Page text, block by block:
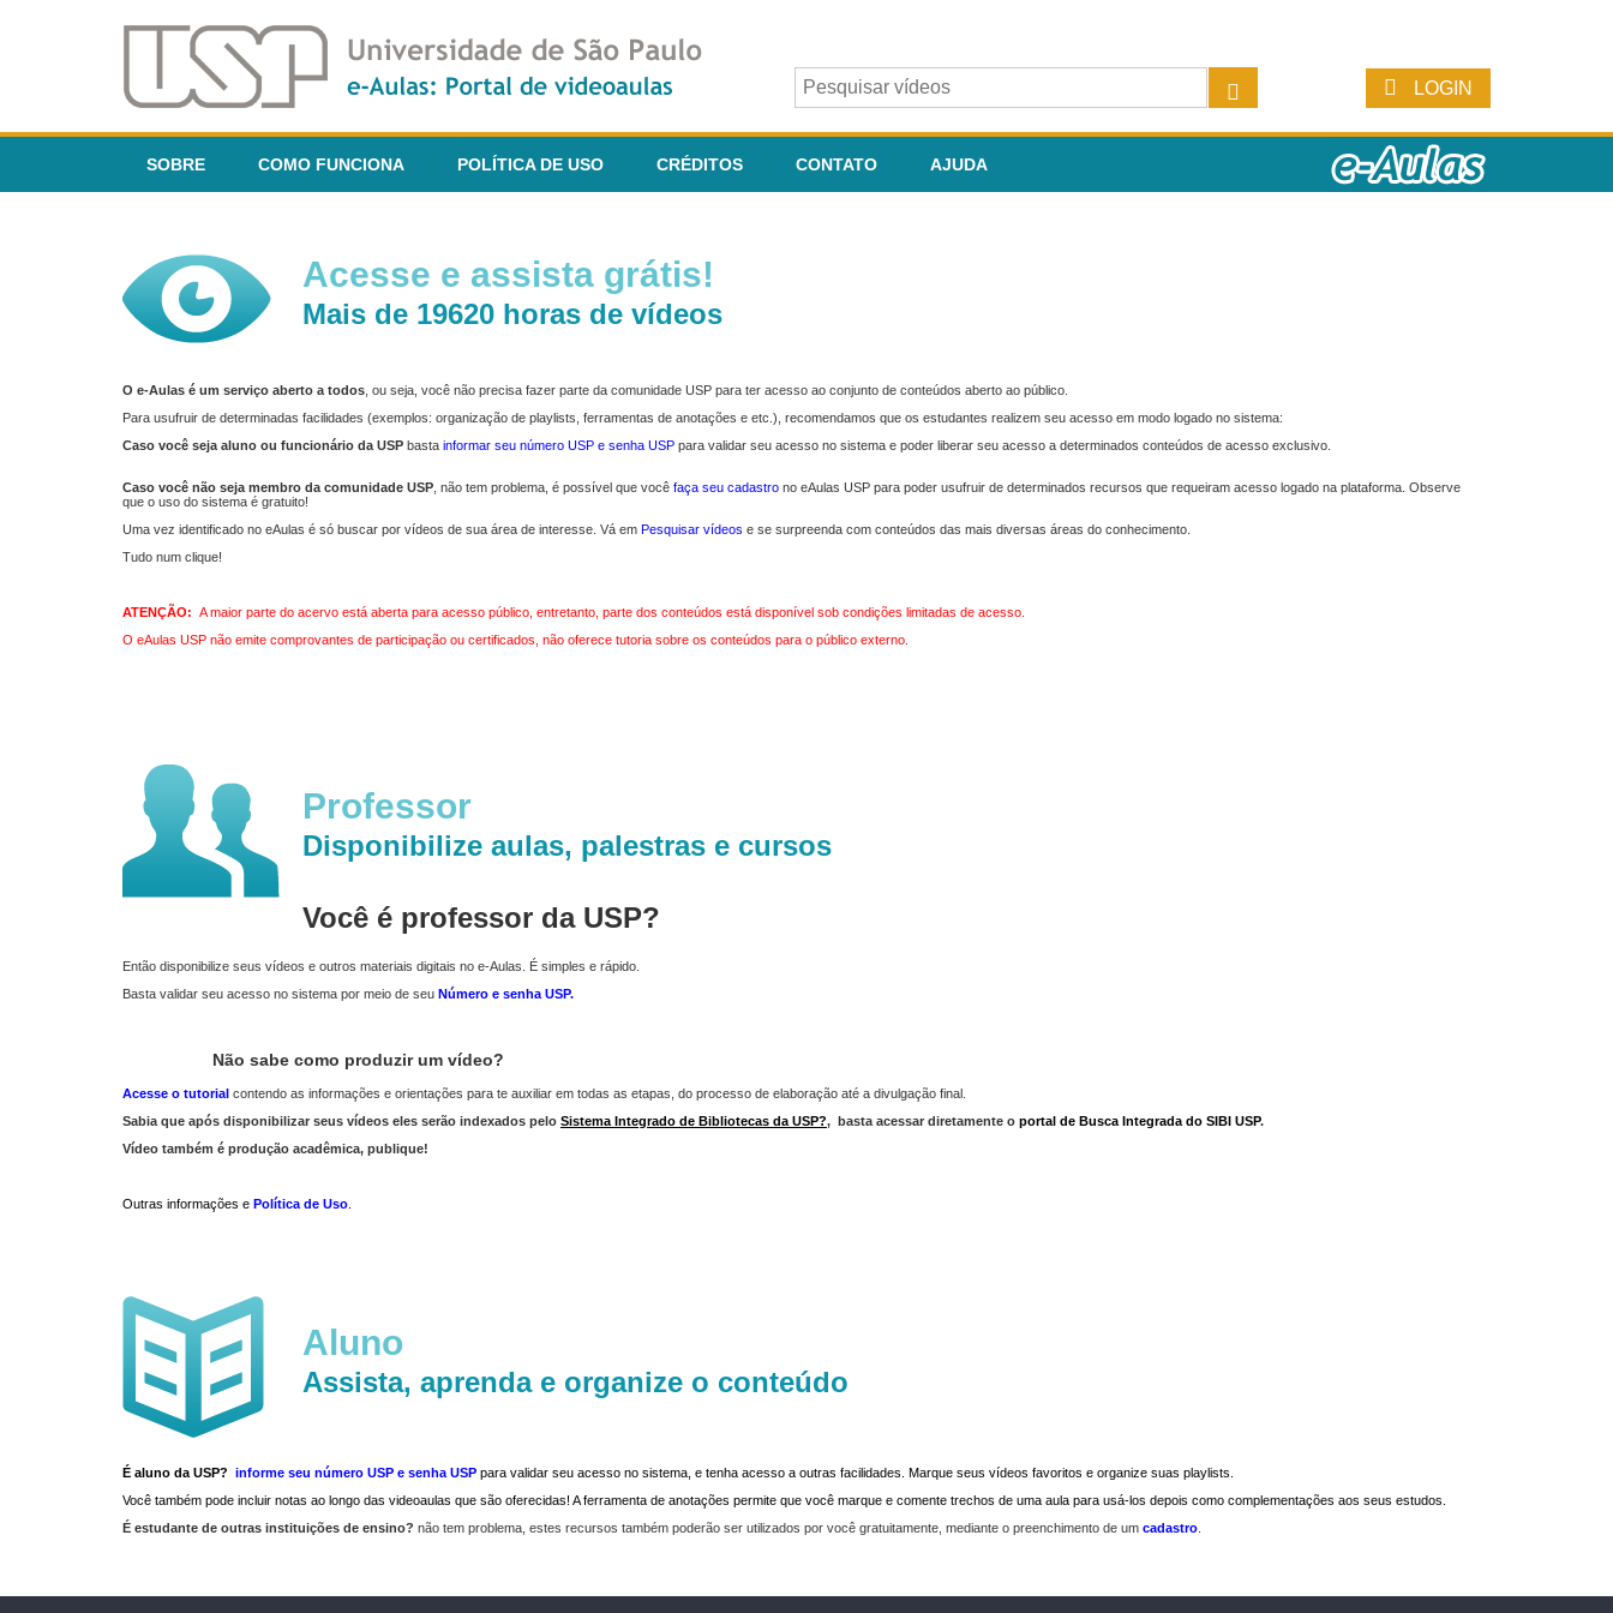
LOGIN
SOBRE COMO FUNCIONA POLÍTICA DE USO CRÉDITOS CONTATO AJUDA
Acesse e assista grátis!
Mais de 19620 horas de vídeos
O e-Aulas é um serviço aberto a todos , ou seja, você não precisa fazer parte da comunidade USP para ter acesso ao conjunto de conteúdos aberto ao público.
Para usufruir de determinadas facilidades (exemplos: organização de playlists, ferramentas de anotações e etc.), recomendamos que os estudantes realizem seu acesso em modo logado no sistema:
Caso você seja aluno ou funcionário da USP basta informar seu número USP e senha USP para validar seu acesso no sistema e poder liberar seu acesso a determinados conteúdos de acesso exclusivo.
Caso você não seja membro da comunidade USP , não tem problema, é possível que você faça seu cadastro no eAulas USP para poder usufruir de determinados recursos que requeiram acesso logado na plataforma. Observe
que o uso do sistema é gratuito!
Uma vez identificado no eAulas é só buscar por vídeos de sua área de interesse. Vá em Pesquisar vídeos e se surpreenda com conteúdos das mais diversas áreas do conhecimento.
Tudo num clique!
ATENÇÃO: A maior parte do acervo está aberta para acesso público, entretanto, parte dos conteúdos está disponível sob condições limitadas de acesso.
O eAulas USP não emite comprovantes de participação ou certificados, não oferece tutoria sobre os conteúdos para o público externo.
Professor
Disponibilize aulas, palestras e cursos
Você é professor da USP?
Então disponibilize seus vídeos e outros materiais digitais no e-Aulas. É simples e rápido.
Basta validar seu acesso no sistema por meio de seu Número e senha USP.
Não sabe como produzir um vídeo?
Acesse o tutorial contendo as informações e orientações para te auxiliar em todas as etapas, do processo de elaboração até a divulgação final.
Sabia que após disponibilizar seus vídeos eles serão indexados pelo Sistema Integrado de Bibliotecas da USP?, basta acessar diretamente o portal de Busca Integrada do SIBI USP.
Vídeo também é produção acadêmica, publique!
Outras informações e Política de Uso
Aluno
Assista, aprenda e organize o conteúdo
É aluno da USP? informe seu número USP e senha USP para validar seu acesso no sistema, e tenha acesso a outras facilidades. Marque seus vídeos favoritos e organize suas playlists.
Você também pode incluir notas ao longo das videoaulas que são oferecidas! A ferramenta de anotações permite que você marque e comente trechos de uma aula para usá-los depois como complementações aos seus estudos.
É estudante de outras instituições de ensino? não tem problema, estes recursos também poderão ser utilizados por você gratuitamente, mediante o preenchimento de um cadastro